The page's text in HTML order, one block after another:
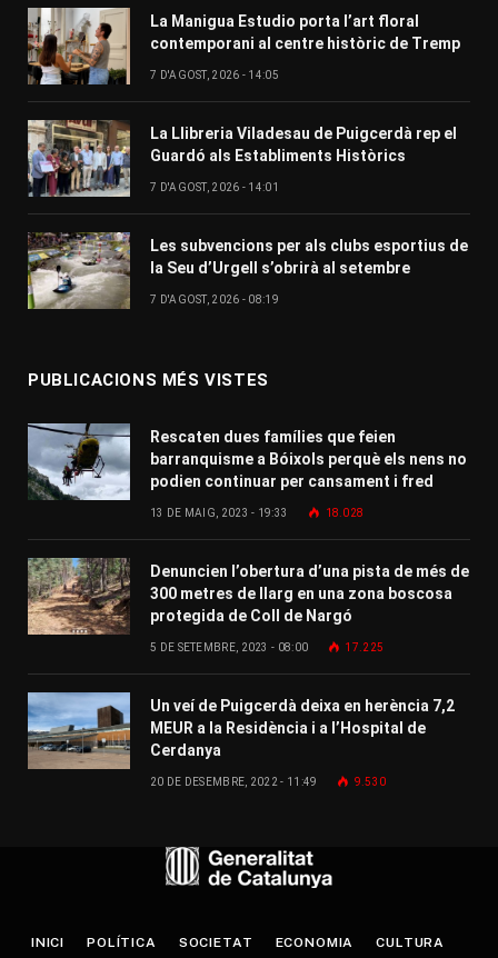
La Manigua Estudio porta l’art floral
contemporani al centre històric de Tremp
7 D'AGOST, 2026 - 14:05
La Llibreria Viladesau de Puigcerdà rep el
Guardó als Establiments Històrics
7 D'AGOST, 2026 - 14:01
Les subvencions per als clubs esportius de
la Seu d’Urgell s’obrirà al setembre
7 D'AGOST, 2026 - 08:19
PUBLICACIONS MÉS VISTES
Rescaten dues famílies que feien
barranquisme a Bóixols perquè els nens no
podien continuar per cansament i fred
13 DE MAIG, 2023 - 19:33 18.028
Denuncien l’obertura d’una pista de més de
300 metres de llarg en una zona boscosa
protegida de Coll de Nargó
5 DE SETEMBRE, 2023 - 08:00 17.225
Un veí de Puigcerdà deixa en herència 7,2
MEUR a la Residència i a l’Hospital de
Cerdanya
20 DE DESEMBRE, 2022 - 11:49 9.530
INICI POLÍTICA SOCIETAT ECONOMIA CULTURA